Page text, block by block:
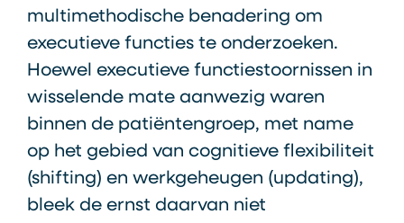
multimethodische benadering om
executieve functies te onderzoeken.
Hoewel executieve functiestoornissen in
wisselende mate aanwezig waren
binnen de patiëntengroep, met name
op het gebied van cognitieve flexibiliteit
(shifting) en werkgeheugen (updating),
bleek de ernst daarvan niet